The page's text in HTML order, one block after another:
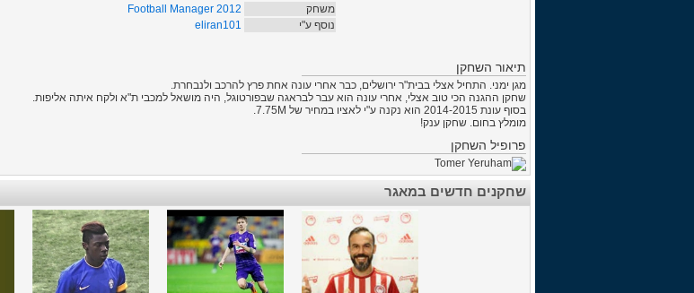
משחק
Football Manager 2012
נוסף ע"י
eliran101
תיאור השחקן
מגן ימני. התחיל אצלי בבית"ר ירושלים, כבר אחרי עונה אחת פרץ להרכב ולנבחרת.
שחקן ההגנה הכי טוב אצלי, אחרי עונה הוא עבר לבראגה שבפורטוגל, היה מושאל למכבי ת"א ולקח איתה אליפות.
בסוף עונת 2014-2015 הוא נקנה ע"י לאציו במחיר של 7.75M.
מומלץ בחום. שחקן ענק!
פרופיל השחקן
שחקנים חדשים במאגר